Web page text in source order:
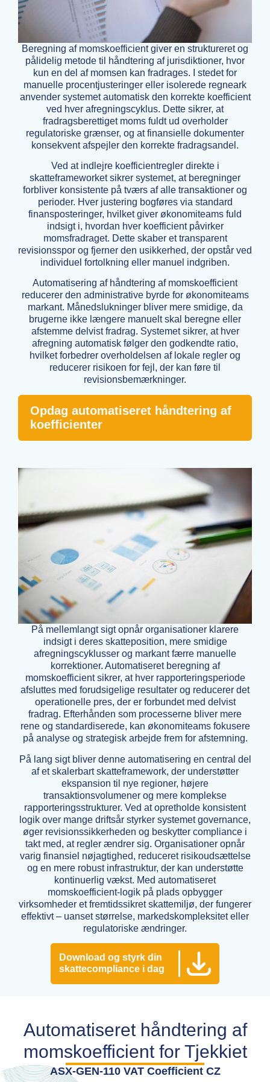
Beregning af momskoefficient giver en struktureret og
pålidelig metode til håndtering af jurisdiktioner, hvor
kun en del af momsen kan fradrages. I stedet for
manuelle procentjusteringer eller isolerede regneark
anvender systemet automatisk den korrekte koefficient
ved hver afregningscyklus. Dette sikrer, at
fradragsberettiget moms fuldt ud overholder
regulatoriske grænser, og at finansielle dokumenter
konsekvent afspejler den korrekte fradragsandel.
Ved at indlejre koefficientregler direkte i
skatteframeworket sikrer systemet, at beregninger
forbliver konsistente på tværs af alle transaktioner og
perioder. Hver justering bogføres via standard
finansposteringer, hvilket giver økonomiteams fuld
indsigt i, hvordan hver koefficient påvirker
momsfradraget. Dette skaber et transparent
revisionsspor og fjerner den usikkerhed, der opstår ved
individuel fortolkning eller manuel indgriben.
Automatisering af håndtering af momskoefficient
reducerer den administrative byrde for økonomiteams
markant. Månedslukninger bliver mere smidige, da
brugerne ikke længere manuelt skal beregne eller
afstemme delvist fradrag. Systemet sikrer, at hver
afregning automatisk følger den godkendte ratio,
hvilket forbedrer overholdelsen af lokale regler og
reducerer risikoen for fejl, der kan føre til
revisionsbemærkninger.
Opdag automatiseret håndtering af
koefficienter
På mellemlangt sigt opnår organisationer klarere
indsigt i deres skatteposition, mere smidige
afregningscyklusser og markant færre manuelle
korrektioner. Automatiseret beregning af
momskoefficient sikrer, at hver rapporteringsperiode
afsluttes med forudsigelige resultater og reducerer det
operationelle pres, der er forbundet med delvist
fradrag. Efterhånden som processerne bliver mere
rene og standardiserede, kan økonomiteams fokusere
på analyse og strategisk arbejde frem for afstemning.
På lang sigt bliver denne automatisering en central del
af et skalerbart skatteframework, der understøtter
ekspansion til nye regioner, højere
transaktionsvolumener og mere komplekse
rapporteringsstrukturer. Ved at opretholde konsistent
logik over mange driftsår styrker systemet governance,
øger revisionssikkerheden og beskytter compliance i
takt med, at regler ændrer sig. Organisationer opnår
varig finansiel nøjagtighed, reduceret risikoudsættelse
og en mere robust infrastruktur, der kan understøtte
kontinuerlig vækst. Med automatiseret
momskoefficient-logik på plads opbygger
virksomheder et fremtidssikret skattemiljø, der fungerer
effektivt – uanset størrelse, markedskompleksitet eller
regulatoriske ændringer.
Download og styrk din
skattecompliance i dag
Automatiseret håndtering af
momskoefficient for Tjekkiet
ASX-GEN-110 VAT Coefficient CZ